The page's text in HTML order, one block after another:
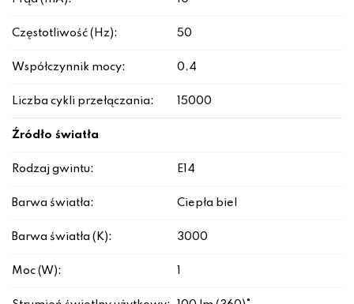
Częstotliwość (Hz): 50
Współczynnik mocy: 0.4
Liczba cykli przełączania: 15000
Źródło światła
Rodzaj gwintu: E14
Barwa światła: Ciepła biel
Barwa światła (K): 3000
Moc (W):